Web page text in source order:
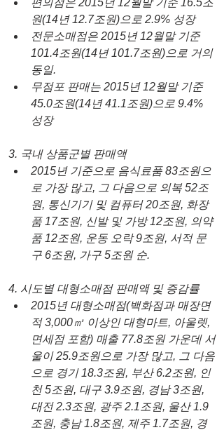
편의점은 2015년 12월말 기준 16.5조
원(14년 12.7조원)으로 2.9% 성장
전문소매점은 2015년 12월말 기준
101.4조원(14년 101.7조원)으로 거의
동일.
무점포 판매는 2015년 12월말 기준
45.0조원(14년 41.1조원)으로 9.4%
성장
3. 국내 상품군별 판매액
2015년 기준으로 음식료품 83조원으
로 가장 많고, 그 다음으로 의복 52조
원, 통신기기 및 컴퓨터 20조원, 화장
품 17조원, 신발 및 가방 12조원, 의약
품 12조원, 운동 오락 9조원, 서적 문
구 6조원, 가구 5조원 순.
4. 시도별 대형소매점 판매액 및 증감률
2015년 대형소매점(백화점과 매장면
적 3,000㎡ 이상인 대형마트, 아울렛,
면세점 포함) 매출 77.8조원 가운데 서
울이 25.9조원으로 가장 많고, 그 다음
으로 경기 18.3조원, 부산 6.2조원, 인
천 5조원, 대구 3.9조원, 경남 3조원,
대전 2.3조원, 광주 2.1조원, 울산 1.9
조원, 충남 1.8조원, 제주 1.7조원, 경